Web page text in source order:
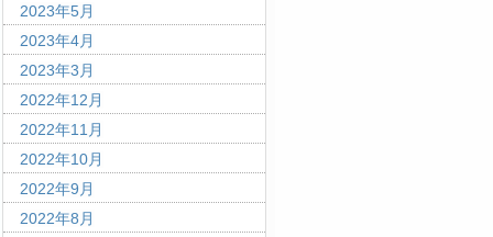
2023年5月
2023年4月
2023年3月
2022年12月
2022年11月
2022年10月
2022年9月
2022年8月